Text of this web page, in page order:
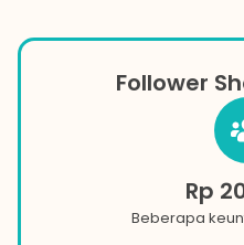
Follower
Rp
Beberapa